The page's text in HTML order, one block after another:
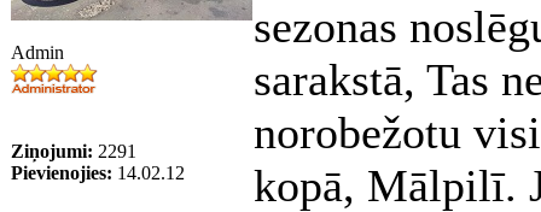
Admin
Ziņojumi: 2291
Pievienojies: 14.02.12
sezonas
sarakstā, Tas
norobežotu
kopā, Mālpilī.